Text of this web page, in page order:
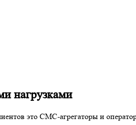
нагрузками
это СМС-агрегаторы и